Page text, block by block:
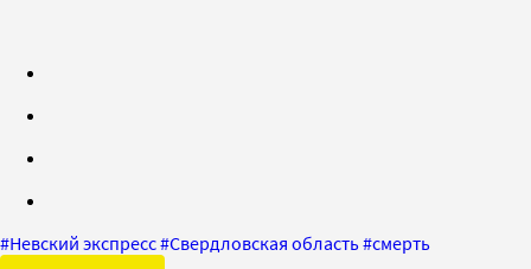
#Невский экспресс#Свердловская область#смерть